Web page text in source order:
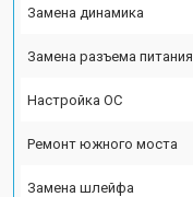
Замена динамика
Замена разъема питания
Настройка ОС
Ремонт южного моста
Замена шлейфа